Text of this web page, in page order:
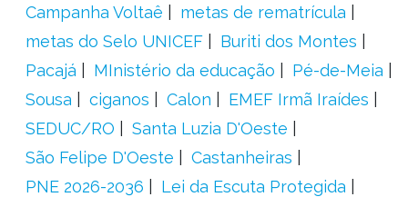
Campanha Voltaê
metas de rematrícula
metas do Selo UNICEF
Buriti dos Montes
Pacajá
MInistério da educação
Pé-de-Meia
Sousa
ciganos Calon
EMEF Irmã Iraídes
SEDUC/RO
Santa Luzia D'Oeste
São Felipe D'Oeste
Castanheiras
PNE 2026-2036
Lei da Escuta Protegida